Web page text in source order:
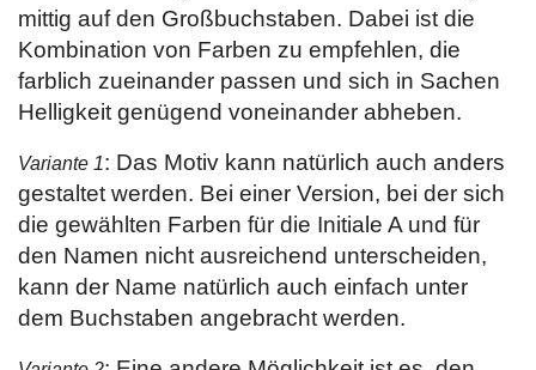
mittig auf den Großbuchstaben. Dabei ist die
Kombination von Farben zu empfehlen, die
farblich zueinander passen und sich in Sachen
Helligkeit genügend voneinander abheben.
Variante 1: Das Motiv kann natürlich auch anders
gestaltet werden. Bei einer Version, bei der sich
die gewählten Farben für die Initiale A und für
den Namen nicht ausreichend unterscheiden,
kann der Name natürlich auch einfach unter
dem Buchstaben angebracht werden.